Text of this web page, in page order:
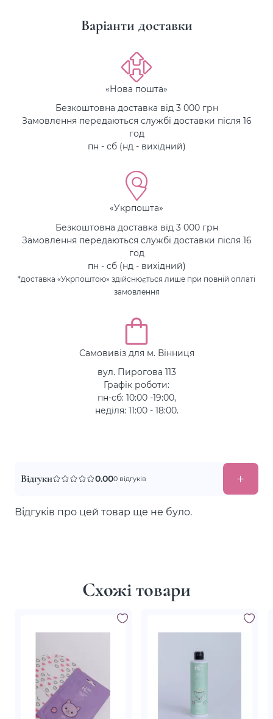
Варіанти доставки
«Нова пошта»
Безкоштовна доставка від 3 000 грн
Замовлення передаються службі доставки після 16
год
пн - сб (нд - вихідний)
«Укрпошта»
Безкоштовна доставка від 3 000 грн
Замовлення передаються службі доставки після 16
год
пн - сб (нд - вихідний)
*доставка «Укрпоштою» здійснюється лише при повній оплаті
замовлення
Самовивіз для м. Вінниця
вул. Пирогова 113
Графік роботи:
пн-сб: 10:00 -19:00,
неділя: 11:00 - 18:00.
Відгуки 0.000 відгуків
Відгуків про цей товар ще не було.
Схожі товари